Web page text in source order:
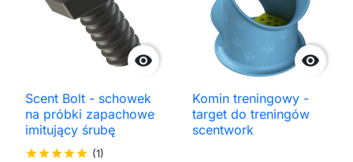

Scent Bolt - schowek
na próbki zapachowe
imitujący śrubę
starstarstarstarstar (1)

Komin treningowy -
target do treningów
scentwork